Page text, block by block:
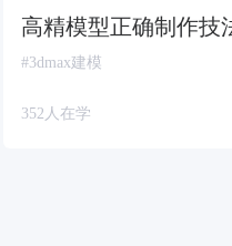
高精模型正确制作技
#3dmax建模
352人在学